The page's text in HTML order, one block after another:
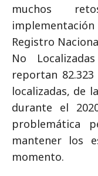
muchos
implementación
Registro
No
reportan
localizadas, de
durante el
problemática
mantener los
momento.